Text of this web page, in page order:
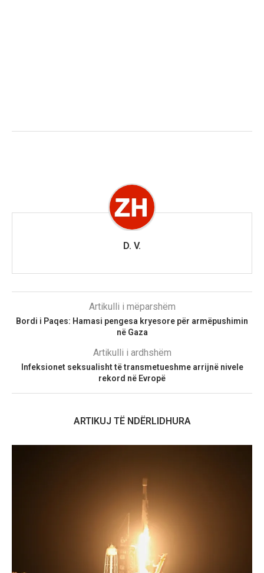
D. V.
Artikulli i mëparshëm
Bordi i Paqes: Hamasi pengesa kryesore për armëpushimin
në Gaza
Artikulli i ardhshëm
Infeksionet seksualisht të transmetueshme arrijnë nivele
rekord në Evropë
ARTIKUJ TË NDËRLIDHURA